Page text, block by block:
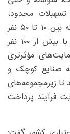
تسهیلات محدود،
فعالیت‌های خود را ادامه دهند. شرکت‌هایی که بین ۱۰ تا ۵۰ نفر
نیروی کار دارند و همچنین بنگاه‌های بزرگ‌تر با بیش از ۱۰۰ نفر
مؤثرتری
صنایع کوچک و
تا زیرمجموعه‌های
فرآیند پرداخت